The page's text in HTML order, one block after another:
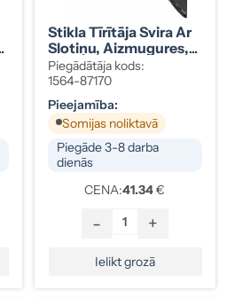
Stikla Tīrītāja Svira Ar
Slotiņu, Aizmugures,
Ford, 6M21-A17406-
AA
Piegādātāja kods:
1564-87170
Pieejamība:
Somijas noliktavā
Piegāde 3-8 darba
dienās
CENA:41.34€
- +
Ielikt grozā